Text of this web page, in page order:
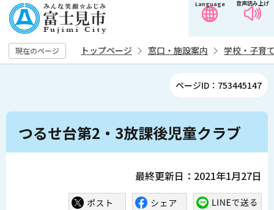
の
ペ
ー
す
音声読み上げ
Language
現在のページ トップページ 窓口・施設案内 学校・子育
ページID：753445147
本
つるせ台第2・3放課後児童クラブ
最終更新日：2021年1月27日